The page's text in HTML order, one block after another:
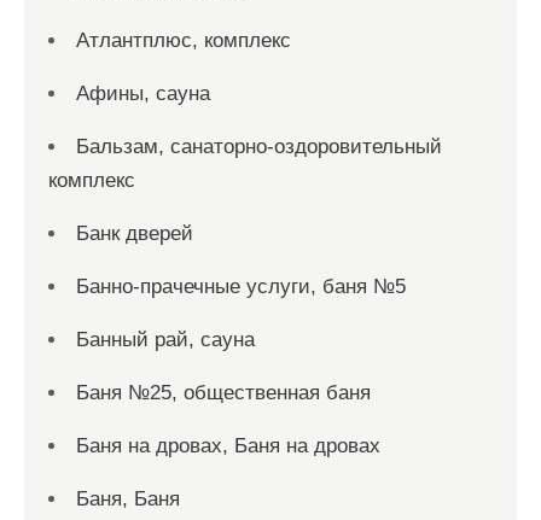
Атлантплюс, комплекс
Афины, сауна
Бальзам, санаторно-оздоровительный
комплекс
Банк дверей
Банно-прачечные услуги, баня №5
Банный рай, сауна
Баня №25, общественная баня
Баня на дровах, Баня на дровах
Баня, Баня